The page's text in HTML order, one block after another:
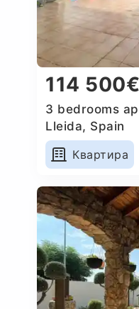
114 500€
3 bedrooms
Lleida, Spain
Квартира